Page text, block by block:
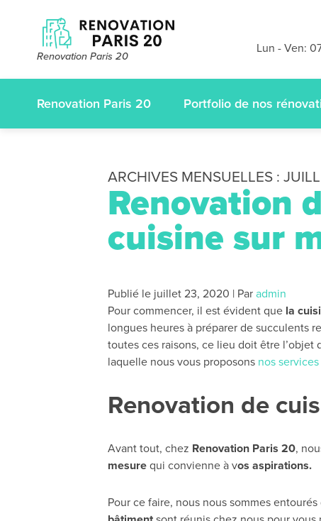
Renovation Paris 20
Lun - Ven:
Renovation Paris 20 Portfolio de nos
Devis et
gratuits
appelez-
ARCHIVES MENSUELLES :
Renovation
cuisine sur
Publié le juillet 23, 2020 | Par admin
Pour commencer, il est évident que la
longues heures à préparer de succulents
toutes ces raisons, ce lieu doit être l’objet
laquelle nous vous proposons nos services
Renovation de
Avant tout, chez Renovation Paris 20,
mesure qui convienne à vos aspirations.
Pour ce faire, nous nous sommes entourés